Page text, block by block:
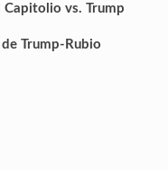
Capitolio vs. Trump
Trump-Rubio